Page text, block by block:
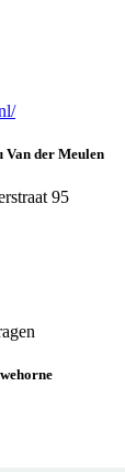
Van der Meulen
95